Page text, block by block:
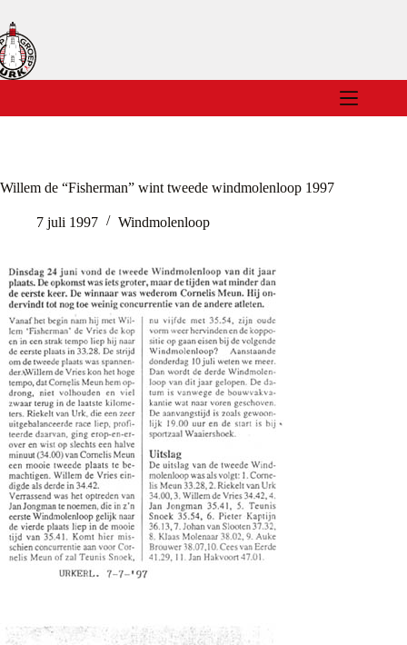
naar
de
inhoud
Willem de “Fisherman” wint tweede windmolenloop 1997
7 juli 1997 Windmolenloop